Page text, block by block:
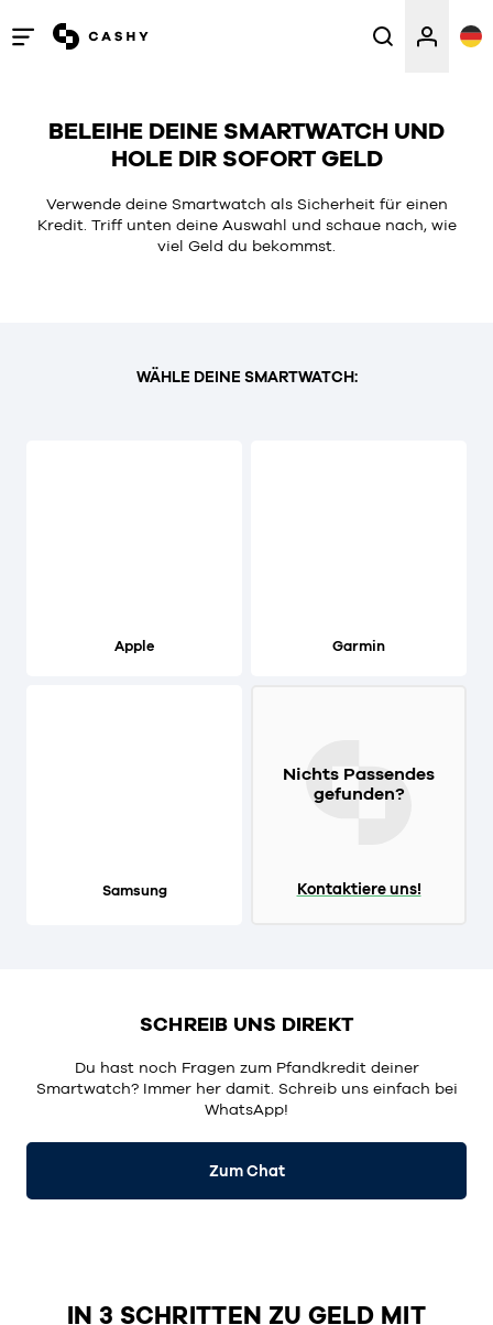
Menü
schließen
BELEIHE DEINE SMARTWATCH UND
HOLE DIR SOFORT GELD
Verwende deine Smartwatch als Sicherheit für einen
Kredit. Triff unten deine Auswahl und schaue nach, wie
viel Geld du bekommst.
WÄHLE DEINE SMARTWATCH:
Apple Garmin
Samsung
Nichts Passendes
gefunden?
Kontaktiere uns!
SCHREIB UNS DIREKT
Du hast noch Fragen zum Pfandkredit deiner
Smartwatch? Immer her damit. Schreib uns einfach bei
WhatsApp!
Zum Chat
IN 3 SCHRITTEN ZU GELD MIT